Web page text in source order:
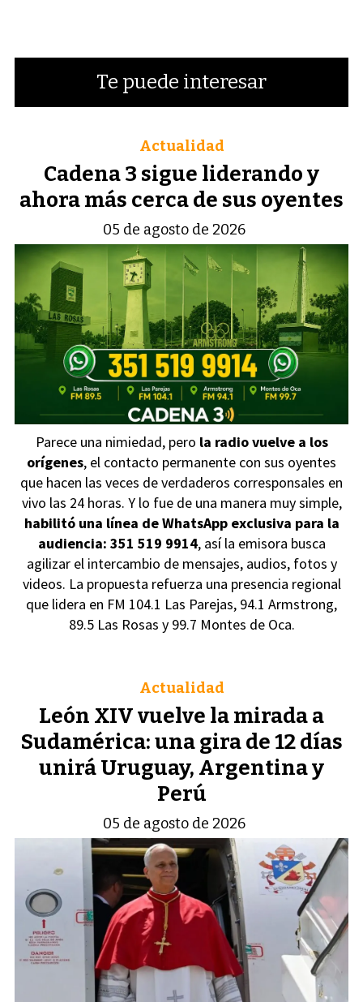
Te puede interesar
Cadena 3 sigue liderando y
ahora más cerca de sus oyentes
Actualidad
05 de agosto de 2026
Parece una nimiedad, pero la radio vuelve a los
orígenes, el contacto permanente con sus oyentes
que hacen las veces de verdaderos corresponsales en
vivo las 24 horas. Y lo fue de una manera muy simple,
habilitó una línea de WhatsApp exclusiva para la
audiencia: 351 519 9914, así la emisora busca
agilizar el intercambio de mensajes, audios, fotos y
videos. La propuesta refuerza una presencia regional
que lidera en FM 104.1 Las Parejas, 94.1 Armstrong,
89.5 Las Rosas y 99.7 Montes de Oca.
León XIV vuelve la mirada a
Sudamérica: una gira de 12 días
unirá Uruguay, Argentina y
Perú
Actualidad
05 de agosto de 2026